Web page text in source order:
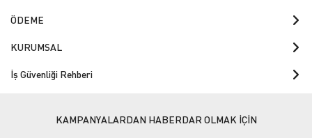
ÖDEME
KURUMSAL
İş Güvenliği Rehberi
KAMPANYALARDAN HABERDAR OLMAK İÇİN